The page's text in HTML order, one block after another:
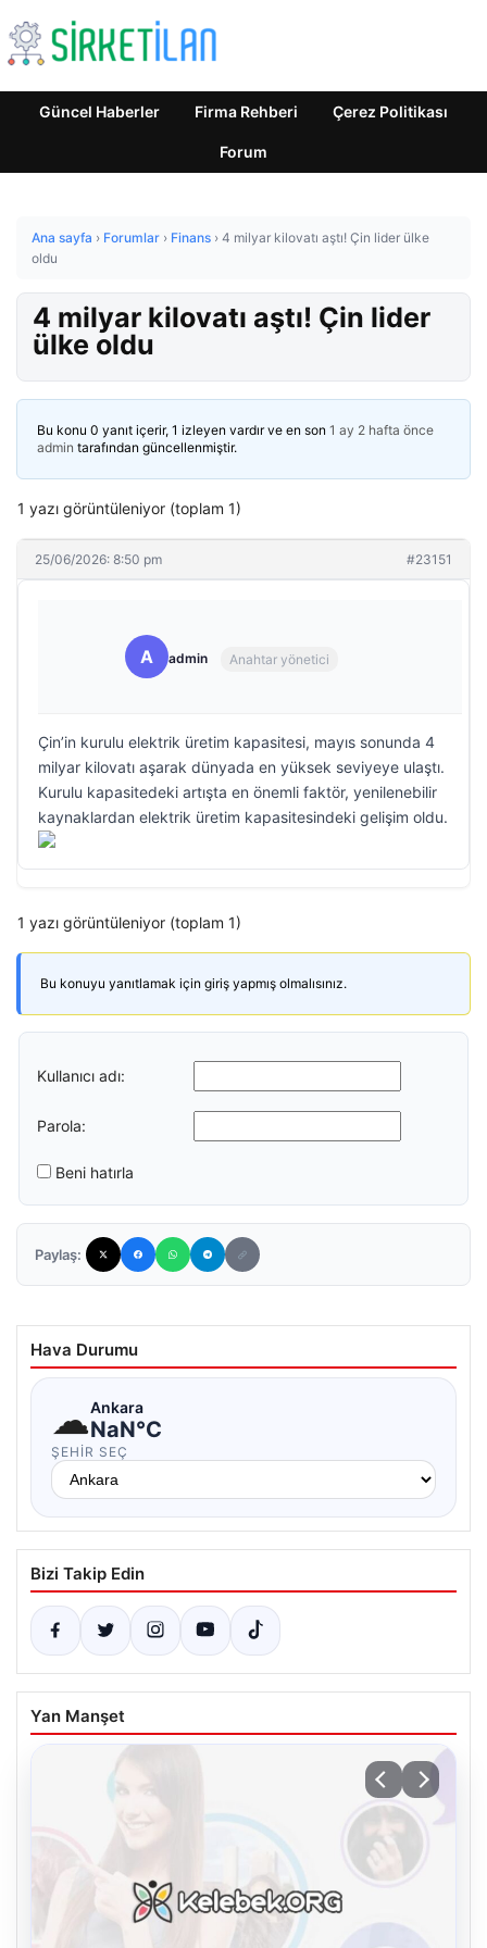
Güncel Haberler Firma Rehberi Çerez Politikası
Forum
Ana sayfa › Forumlar › Finans › 4 milyar kilovatı aştı! Çin lider ülke
oldu
4 milyar kilovatı aştı! Çin lider
ülke oldu
Bu konu 0 yanıt içerir, 1 izleyen vardır ve en son 1 ay 2 hafta önce
admin tarafından güncellenmiştir.
1 yazı görüntüleniyor (toplam 1)
25/06/2026: 8:50 pm #23151
A admin Anahtar yönetici
Çin’in kurulu elektrik üretim kapasitesi, mayıs sonunda 4
milyar kilovatı aşarak dünyada en yüksek seviyeye ulaştı.
Kurulu kapasitedeki artışta en önemli faktör, yenilenebilir
kaynaklardan elektrik üretim kapasitesindeki gelişim oldu.
1 yazı görüntüleniyor (toplam 1)
Bu konuyu yanıtlamak için giriş yapmış olmalısınız.
Kullanıcı adı:
Parola:
Beni hatırla
Paylaş:
Hava Durumu
☁Ankara
NaN°C
ŞEHIR SEÇ
Bizi Takip Edin
Yan Manşet